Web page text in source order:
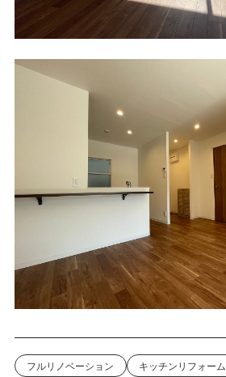
フルリノベーション キッチンリフォーム